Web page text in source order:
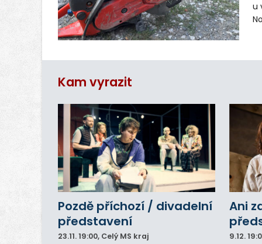
u
Kam vyrazit
Pozdě příchozí / divadelní
představení
23.11.19:00, Celý MS kraj
Ani
9.12.